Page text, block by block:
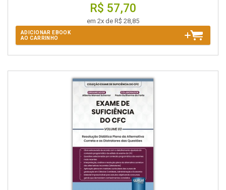
R$ 57,70
em 2x de R$ 28,85
ADICIONAR EBOOK
AO CARRINHO